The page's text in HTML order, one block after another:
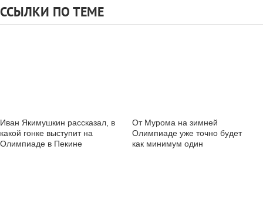
ССЫЛКИ ПО ТЕМЕ
Иван Якимушкин рассказал, в
какой гонке выступит на
Олимпиаде в Пекине
От Мурома на зимней
Олимпиаде уже точно будет
как минимум один